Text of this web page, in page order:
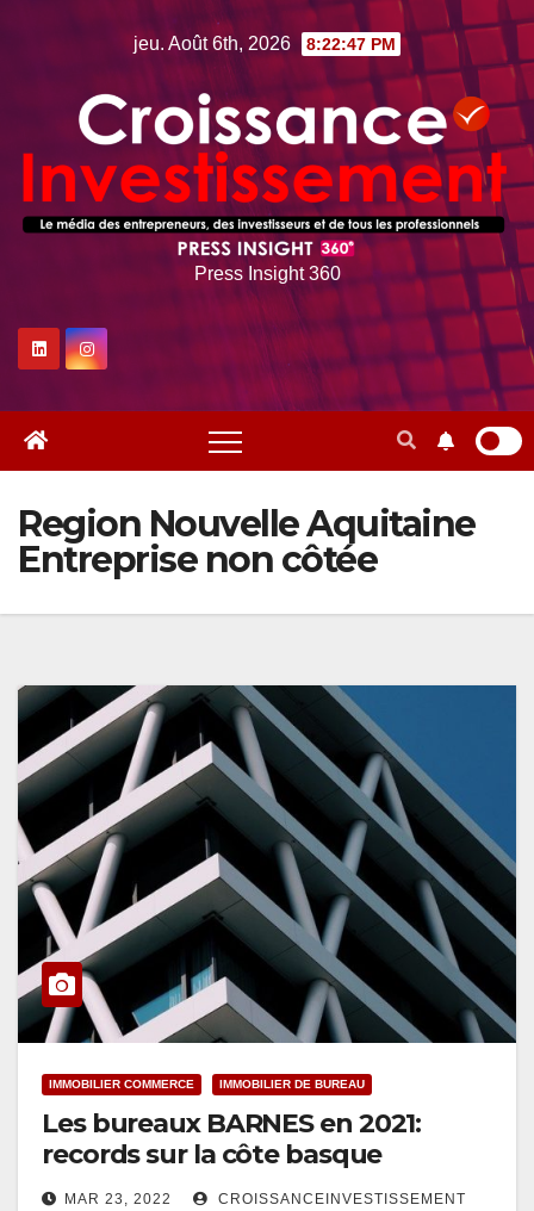
jeu. Août 6th, 2026 8:22:48 PM
Press Insight 360
Region Nouvelle Aquitaine
Entreprise non côtée
IMMOBILIER COMMERCE IMMOBILIER DE BUREAU
Les bureaux BARNES en 2021:
records sur la côte basque
MAR 23, 2022 CROISSANCEINVESTISSEMENT